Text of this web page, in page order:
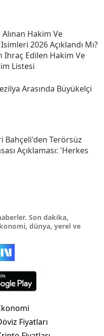
Hakim Ve
Isimleri 2026 Açıklandı Mı?
Ihraç Edilen Hakim Ve
Listesi
Arasında Büyükelçi
Bahçeli'den Terörsüz
Açıklaması: 'herkes
Son dakika,
dünya, yerel ve
Fiyatları